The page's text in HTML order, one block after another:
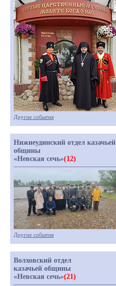
Другие события
Нижнеудинский отдел казачьей
общины
«Невская сечь»(12)
Другие события
Волховский отдел
казачьей общины
«Невская сечь»(21)